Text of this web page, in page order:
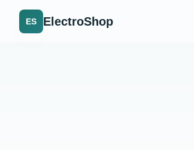
ES ElectroShop